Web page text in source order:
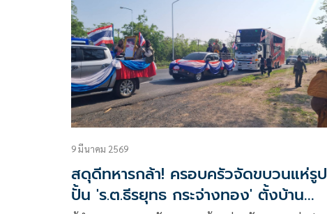
9 มีนาคม 2569
สดุดีทหารกล้า! ครอบครัวจัดขบวนแห่รูป
ปั้น 'ร.ต.ธีรยุทธ กระจ่างทอง' ตั้งบ้าน